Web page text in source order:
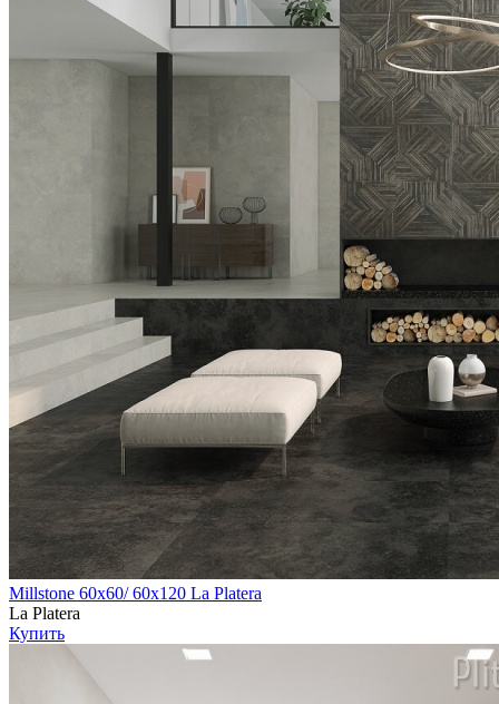
Millstone 60х60/ 60х120 La Platera
La Platera
Купить